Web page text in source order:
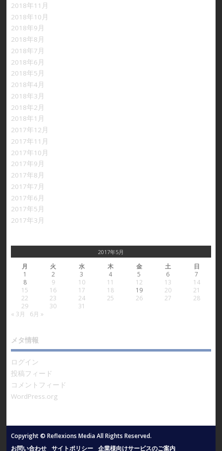
2018年11月
2018年10月
2018年9月
2018年8月
2018年7月
2018年6月
2018年5月
2018年4月
2018年3月
2018年2月
2018年1月
2017年12月
2017年11月
2017年10月
2017年9月
2017年8月
2017年7月
2017年6月
2017年5月
2017年3月
2017年5月
月 火 水 木 金 土
日
1
2 3 4 5 6
7
8
9 10 11 12 13
14
15
16 17 18 19 20
21
22
23 24 25 26 27
28
29
30
31
« 3月
6月 »
メタ情報
ログイン
投稿フィード
コメントフィード
WordPress.org
Copyright © Reflexions Media All Rights Reserved.
お問い合わせ サイトポリシー 企業様向けサービスのご案内